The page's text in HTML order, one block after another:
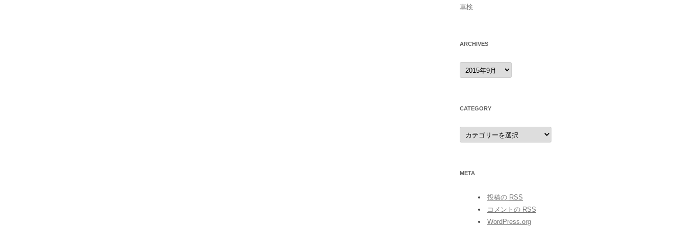
車検
ARCHIVES
archives
CATEGORY
category
META
投稿の RSS
コメントの RSS
WordPress.org